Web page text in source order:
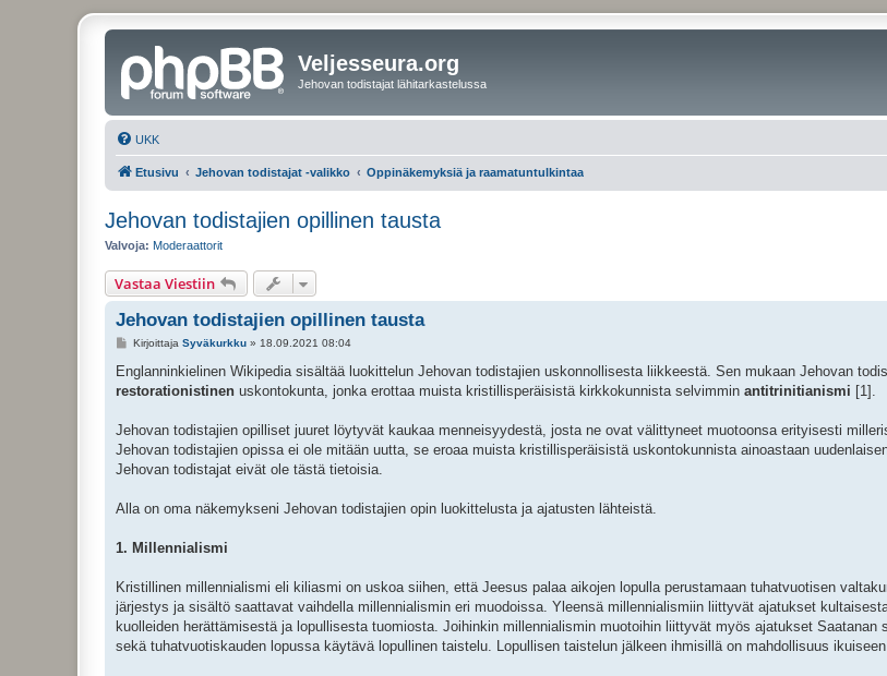
Veljesseura.org
Jehovan todistajat lähitarkastelussa
UKK
Etusivu Jehovan todistajat -valikko Oppinäkemyksiä ja raamatuntulkintaa
Jehovan todistajien opillinen tausta
Valvoja: Moderaattorit
Vastaa Viestiin
Jehovan todistajien opillinen tausta
V
e
t
Kirjoittaja Syväkurkku» 18.09.2021 08:04
Englanninkielinen Wikipedia sisältää luokittelun Jehovan todistajien uskonnollisesta liikkeestä. Sen mukaan Jehovan
restorationistinen uskontokunta, jonka erottaa muista kristillisperäisistä kirkkokunnista selvimmin antitrinitianismi [1].
Jehovan todistajien opilliset juuret löytyvät kaukaa menneisyydestä, josta ne ovat välittyneet muotoonsa erityisesti
Jehovan todistajien opissa ei ole mitään uutta, se eroaa muista kristillisperäisistä uskontokunnista ainoastaan
Jehovan todistajat eivät ole tästä tietoisia.
Alla on oma näkemykseni Jehovan todistajien opin luokittelusta ja ajatusten lähteistä.
1. Millennialismi
Kristillinen millennialismi eli kiliasmi on uskoa siihen, että Jeesus palaa aikojen lopulla perustamaan tuhatvuotisen
järjestys ja sisältö saattavat vaihdella millennialismin eri muodoissa. Yleensä millennialismiin liittyvät ajatukset
kuolleiden herättämisestä ja lopullisesta tuomiosta. Joihinkin millennialismin muotoihin liittyvät myös ajatukset Saatanan
sekä tuhatvuotiskauden lopussa käytävä lopullinen taistelu. Lopullisen taistelun jälkeen ihmisillä on mahdollisuus